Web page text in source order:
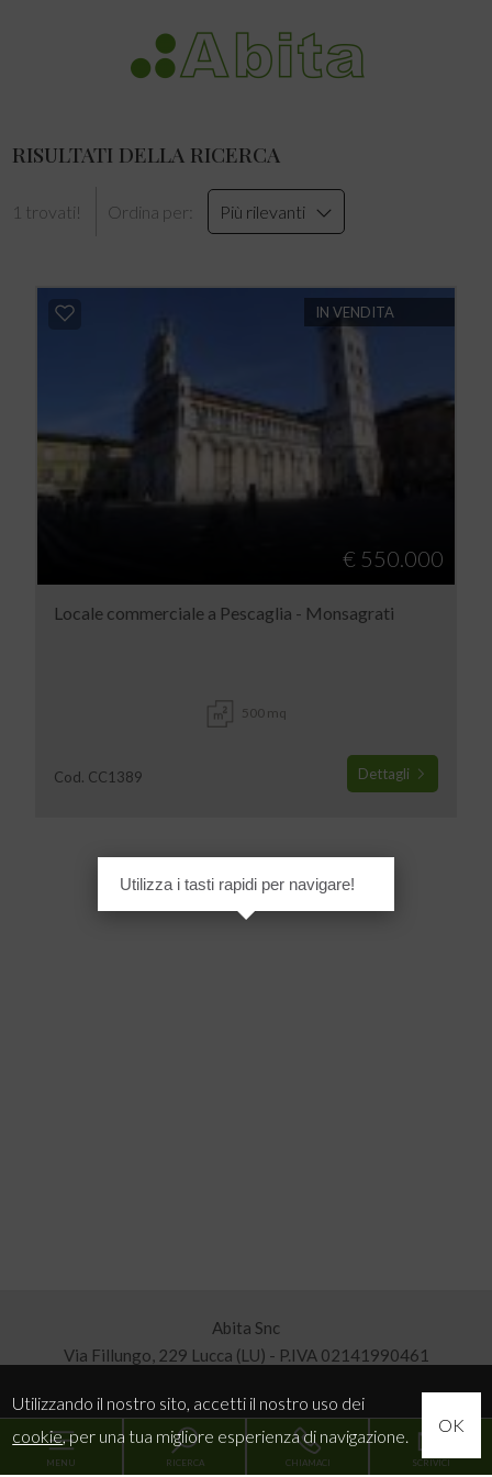
RISULTATI DELLA RICERCA
1 trovati! Ordina per: Più rilevanti
IN VENDITA
€ 550.000
Locale commerciale a Pescaglia - Monsagrati
500 mq
Cod. CC1389 Dettagli
Abita Snc
Via Fillungo, 229 Lucca (LU) - P.IVA 02141990461
Sitemap
MENU RICERCA CHIAMACI SCRIVICI
Utilizza i tasti rapidi per navigare!
Utilizzando il nostro sito, accetti il nostro uso dei
cookie, per una tua migliore esperienza di navigazione.
OK